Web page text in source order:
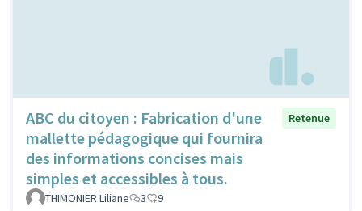
ABC du citoyen : Fabrication d'une
mallette pédagogique qui fournira
des informations concises mais
simples et accessibles à tous.
Retenue
THIMONIER Liliane 3 9